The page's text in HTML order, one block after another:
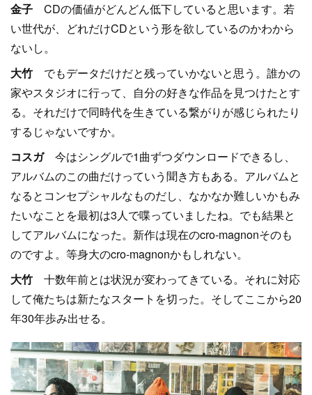
金子 CDの価値がどんどん低下していると思います。若
い世代が、どれだけCDという形を欲しているのかわから
ないし。
大竹 でもデータだけだと残っていかないと思う。誰かの
家やスタジオに行って、自分の好きな作品を見つけたとす
る。それだけで同時代を生きている繋がりが感じられたり
するじゃないですか。
コスガ今はシングルで1曲ずつダウンロードできるし、
アルバムのこの曲だけっていう聞き方もある。アルバムと
なるとコンセプシャルなものだし、なかなか難しいかもみ
たいなことを最初は3人で喋っていましたね。でも結果と
してアルバムになった。新作は現在のcro-magnonそのも
のですよ。等身大のcro-magnonかもしれない。
大竹 十数年前とは状況が変わってきている。それに対応
して俺たちは新たなスタートを切った。そしてここから20
年30年歩み出せる。